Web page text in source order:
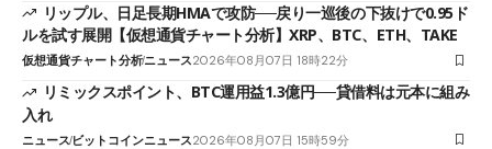
リップル、日足長期HMAで攻防──戻り一巡後の下抜けで0.95ド
ルを試す展開【仮想通貨チャート分析】XRP、BTC、ETH、TAKE
仮想通貨チャート分析ニュース2026年08月07日 18時22分
リミックスポイント、BTC運用益1.3億円──貸借料は元本に組み
入れ
ニュースビットコインニュース2026年08月07日 15時59分